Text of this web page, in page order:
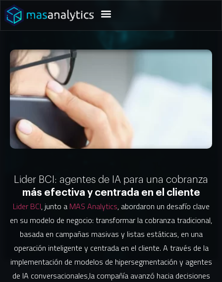
Lider BCI: agentes de IA para una cobranza
más efectiva y centrada en el cliente
Lider BCI, junto a MAS Analytics, abordaron un desafío clave
en su modelo de negocio: transformar la cobranza tradicional,
basada en campañas masivas y listas estáticas, en una
operación inteligente y centrada en el cliente. A través de la
implementación de modelos de hipersegmentación y agentes
de IA conversacionales,la compañía avanzó hacia decisiones